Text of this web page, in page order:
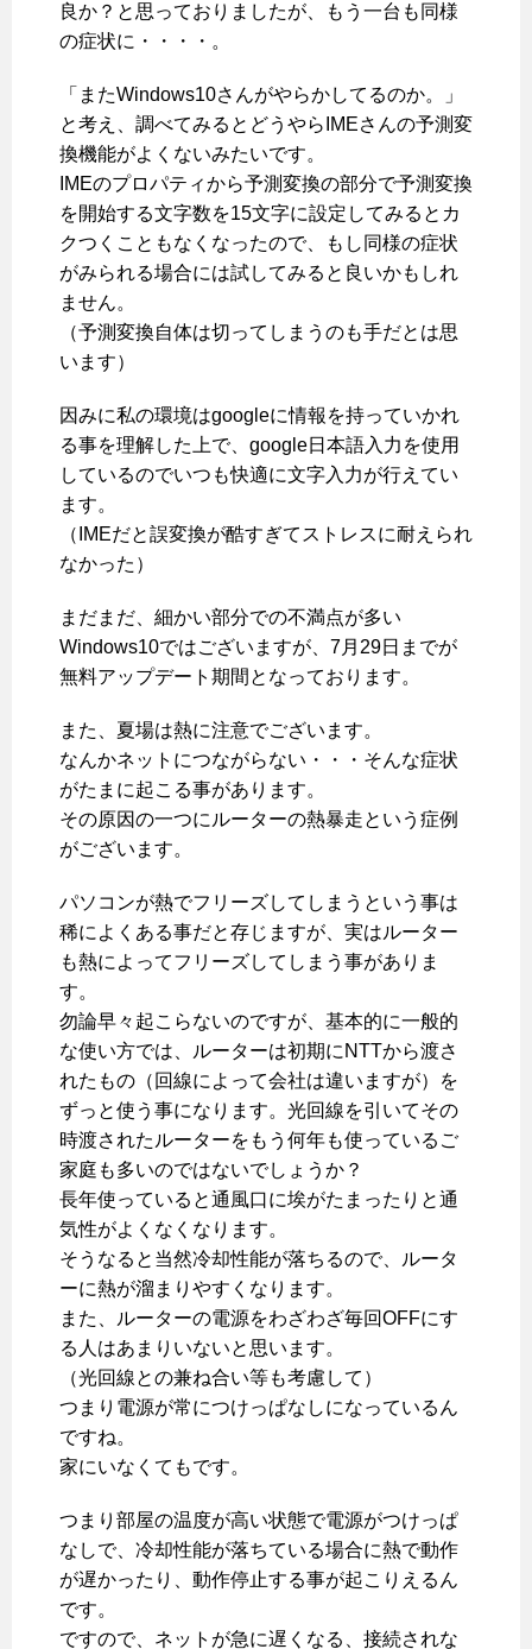
良か？と思っておりましたが、もう一台も同様
の症状に・・・・。
「またWindows10さんがやらかしてるのか。」
と考え、調べてみるとどうやらIMEさんの予測変
換機能がよくないみたいです。
IMEのプロパティから予測変換の部分で予測変換
を開始する文字数を15文字に設定してみるとカ
クつくこともなくなったので、もし同様の症状
がみられる場合には試してみると良いかもしれ
ません。
（予測変換自体は切ってしまうのも手だとは思
います）
因みに私の環境はgoogleに情報を持っていかれ
る事を理解した上で、google日本語入力を使用
しているのでいつも快適に文字入力が行えてい
ます。
（IMEだと誤変換が酷すぎてストレスに耐えられ
なかった）
まだまだ、細かい部分での不満点が多い
Windows10ではございますが、7月29日までが
無料アップデート期間となっております。
また、夏場は熱に注意でございます。
なんかネットにつながらない・・・そんな症状
がたまに起こる事があります。
その原因の一つにルーターの熱暴走という症例
がございます。
パソコンが熱でフリーズしてしまうという事は
稀によくある事だと存じますが、実はルーター
も熱によってフリーズしてしまう事がありま
す。
勿論早々起こらないのですが、基本的に一般的
な使い方では、ルーターは初期にNTTから渡さ
れたもの（回線によって会社は違いますが）を
ずっと使う事になります。光回線を引いてその
時渡されたルーターをもう何年も使っているご
家庭も多いのではないでしょうか？
長年使っていると通風口に埃がたまったりと通
気性がよくなくなります。
そうなると当然冷却性能が落ちるので、ルータ
ーに熱が溜まりやすくなります。
また、ルーターの電源をわざわざ毎回OFFにす
る人はあまりいないと思います。
（光回線との兼ね合い等も考慮して）
つまり電源が常につけっぱなしになっているん
ですね。
家にいなくてもです。
つまり部屋の温度が高い状態で電源がつけっぱ
なしで、冷却性能が落ちている場合に熱で動作
が遅かったり、動作停止する事が起こりえるん
です。
ですので、ネットが急に遅くなる、接続されな